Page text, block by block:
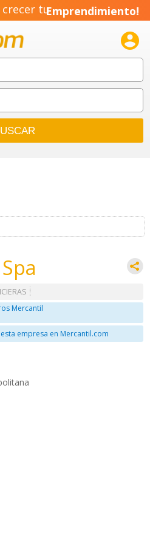
crecer tuEmprendimiento!

Mercantil
empresa en Mercantil.com